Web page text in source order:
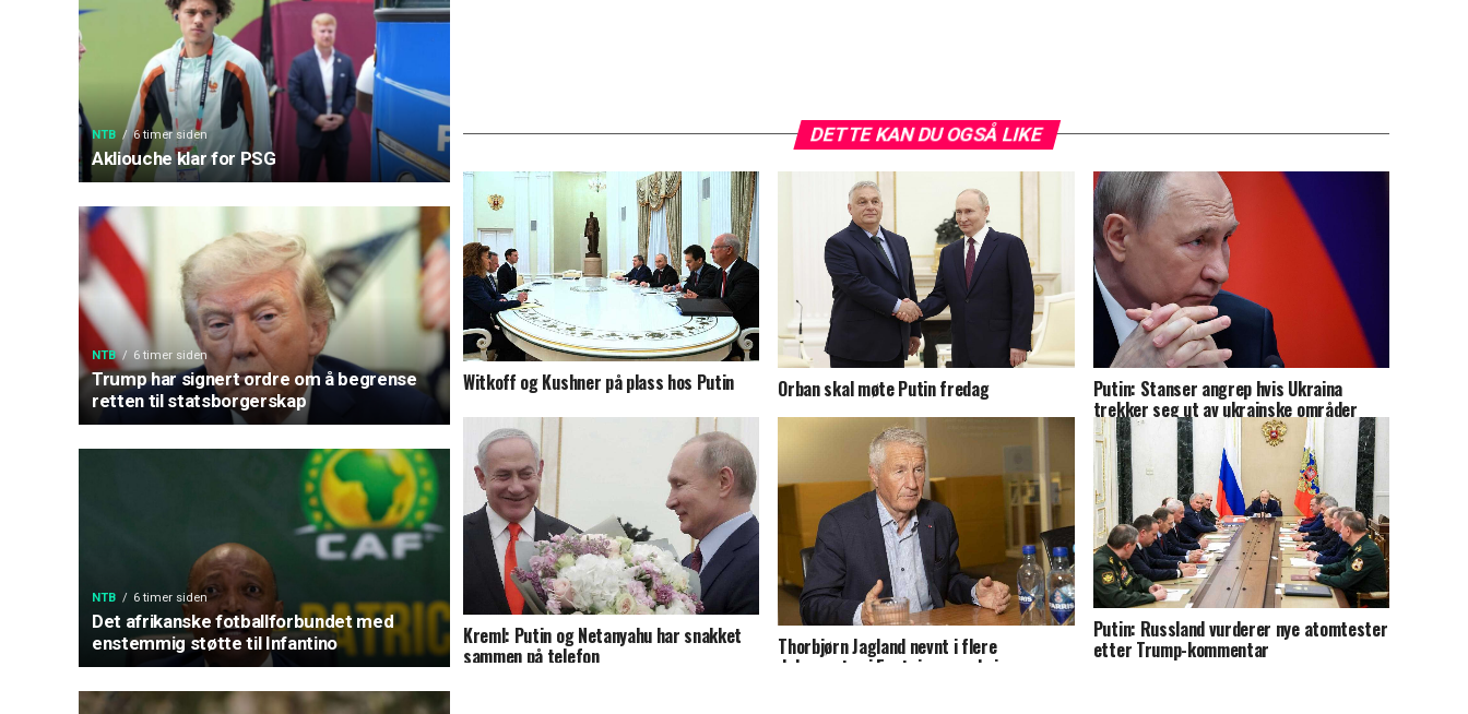
NTB 6 timer siden
Akliouche klar for PSG
NTB 6 timer siden
Trump har signert ordre om å begrense
retten til statsborgerskap
NTB 6 timer siden
Det afrikanske fotballforbundet med
enstemmig støtte til Infantino
DETTE KAN DU OGSÅ LIKE
Witkoff og Kushner på plass hos Putin Orban skal møte Putin fredag Putin: Stanser angrep hvis Ukraina
trekker seg ut av ukrainske områder
Kreml: Putin og Netanyahu har snakket
sammen på telefon Thorbjørn Jagland nevnt i flere
dokumenter i Epstein-granskning
Putin: Russland vurderer nye atomtester
etter Trump-kommentar